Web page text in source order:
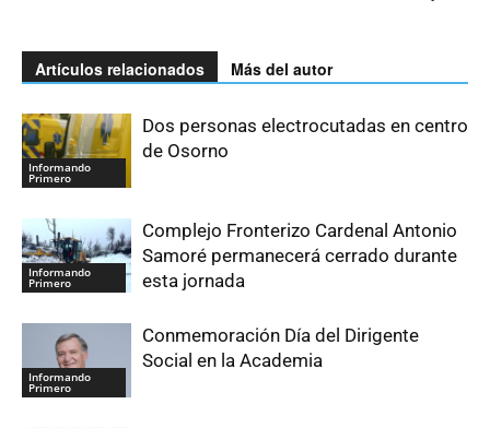
Artículos relacionados Más del autor
Informando
Primero
Dos personas electrocutadas en centro
de Osorno
Informando
Primero
Complejo Fronterizo Cardenal Antonio
Samoré permanecerá cerrado durante
esta jornada
Informando
Primero
Conmemoración Día del Dirigente
Social en la Academia